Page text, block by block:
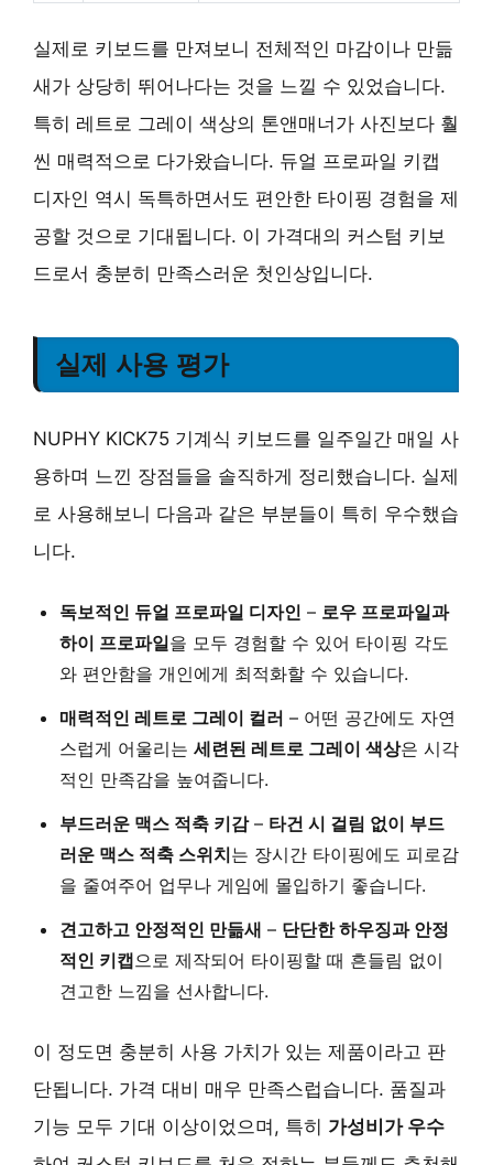
실제로 키보드를 만져보니 전체적인 마감이나 만듦
새가 상당히 뛰어나다는 것을 느낄 수 있었습니다.
특히 레트로 그레이 색상의 톤앤매너가 사진보다 훨
씬 매력적으로 다가왔습니다. 듀얼 프로파일 키캡
디자인 역시 독특하면서도 편안한 타이핑 경험을 제
공할 것으로 기대됩니다. 이 가격대의 커스텀 키보
드로서 충분히 만족스러운 첫인상입니다.
실제 사용 평가
NUPHY KICK75 기계식 키보드를 일주일간 매일 사
용하며 느낀 장점들을 솔직하게 정리했습니다. 실제
로 사용해보니 다음과 같은 부분들이 특히 우수했습
니다.
독보적인 듀얼 프로파일 디자인 – 로우 프로파일과
하이 프로파일을 모두 경험할 수 있어 타이핑 각도
와 편안함을 개인에게 최적화할 수 있습니다.
매력적인 레트로 그레이 컬러 – 어떤 공간에도 자연
스럽게 어울리는 세련된 레트로 그레이 색상은 시각
적인 만족감을 높여줍니다.
부드러운 맥스 적축 키감– 타건 시 걸림 없이 부드
러운 맥스 적축 스위치는 장시간 타이핑에도 피로감
을 줄여주어 업무나 게임에 몰입하기 좋습니다.
견고하고 안정적인 만듦새 – 단단한 하우징과 안정
적인 키캡으로 제작되어 타이핑할 때 흔들림 없이
견고한 느낌을 선사합니다.
이 정도면 충분히 사용 가치가 있는 제품이라고 판
단됩니다. 가격 대비 매우 만족스럽습니다. 품질과
기능 모두 기대 이상이었으며, 특히 가성비가 우수